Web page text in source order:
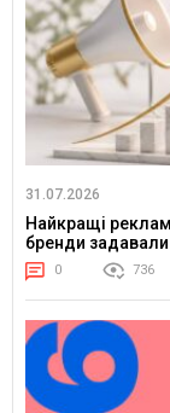
31.07.2026
Найкращі
бренди задавали
0 736